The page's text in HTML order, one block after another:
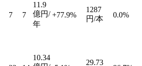
7 7
11.9
億円/
年
+77.9%
1287
円/本
0.0%
10.34
29.73